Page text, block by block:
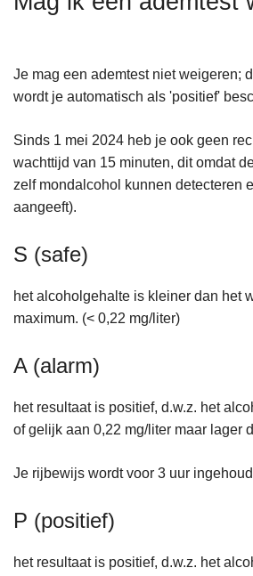
Je mag een ademtest niet weigeren;
wordt je automatisch als 'positief'
Sinds 1 mei 2024 heb je ook geen
wachttijd van 15 minuten, dit omdat
zelf mondalcohol kunnen detecteren
aangeeft).
S (safe)
het alcoholgehalte is kleiner dan het
maximum. (< 0,22 mg/liter)
A (alarm)
het resultaat is positief, d.w.z. het
of gelijk aan 0,22 mg/liter maar lager
Je rijbewijs wordt voor 3 uur
P (positief)
het resultaat is positief, d.w.z. het